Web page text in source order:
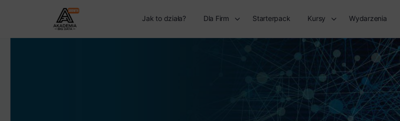
Jak to działa? Dla Firm Starterpack Kursy Wydarzenia